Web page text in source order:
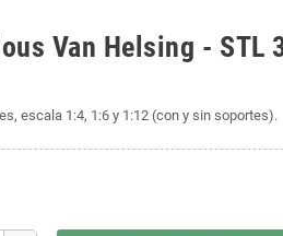
Van Helsing - STL
escala 1:4, 1:6 y 1:12 (con y sin soportes).